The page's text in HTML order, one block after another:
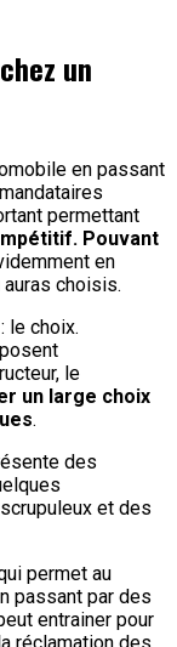
un
en passant
permettant
Pouvant
en
choisis.
le choix.
le
un large choix
.
des
et des
permet au
passant par des
entrainer pour